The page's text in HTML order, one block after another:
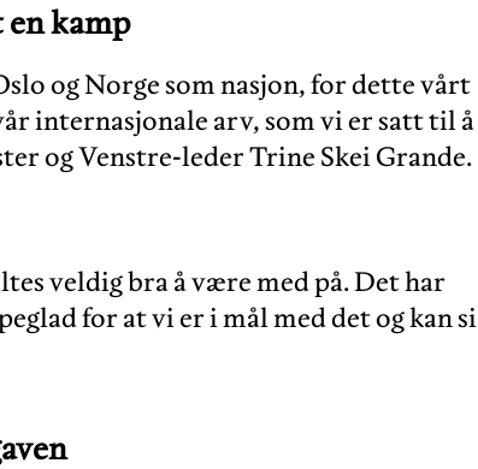
kamp
og Norge som nasjon, for dette vårt
internasjonale arv, som vi er satt til å
og Venstre-leder Trine Skei Grande.
veldig bra å være med på. Det har
for at vi er i mål med det og kan si